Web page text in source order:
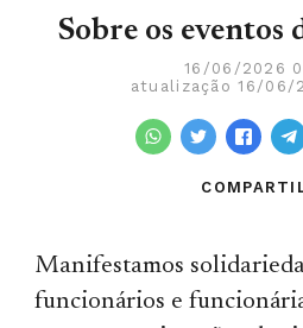
Sobre os eventos
16/06/2026
atualização 16/06/
Manifestamos
funcionários e